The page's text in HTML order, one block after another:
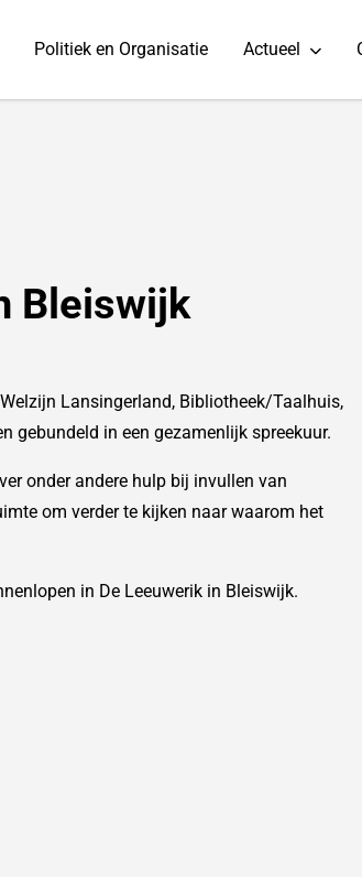
Politiek en Organisatie Actueel
Bleiswijk
Lansingerland, Bibliotheek/Taalhuis,
gebundeld in een gezamenlijk spreekuur.
onder andere hulp bij invullen van
om verder te kijken naar waarom het
in De Leeuwerik in Bleiswijk.